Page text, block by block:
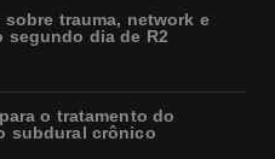
sobre trauma, network e
segundo dia de R2
o tratamento do
subdural crônico